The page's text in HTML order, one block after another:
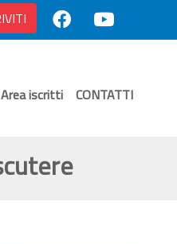
Area iscritti CONTATTI